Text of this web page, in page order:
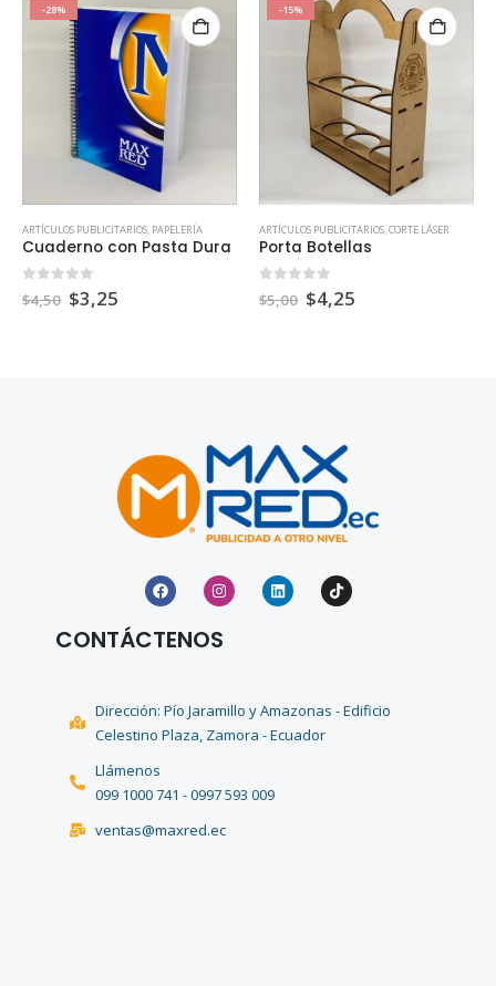
-28%
ARTÍCULOS PUBLICITARIOS, PAPELERÍA
Cuaderno con Pasta Dura
out of 5
$4,50 $3,25
-15%
ARTÍCULOS PUBLICITARIOS,CORTE LÁSER
Porta Botellas
out of 5
$5,00 $4,25
CONTÁCTENOS
Dirección: Pío Jaramillo y Amazonas - Edificio
Celestino Plaza, Zamora - Ecuador
Llámenos
099 1000 741 - 0997 593 009
ventas@maxred.ec